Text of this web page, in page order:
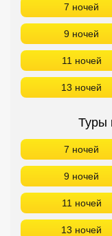
7 ночей
9 ночей
11 ночей
13 ночей
Туры
7 ночей
9 ночей
11 ночей
13 ночей